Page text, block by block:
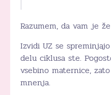
Razumem, da vam je
Izvidi UZ se
delu ciklusa ste.
vsebino maternice,
mnenja.